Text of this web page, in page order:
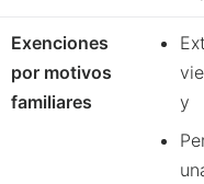
Exenciones
por motivos
familiares
y